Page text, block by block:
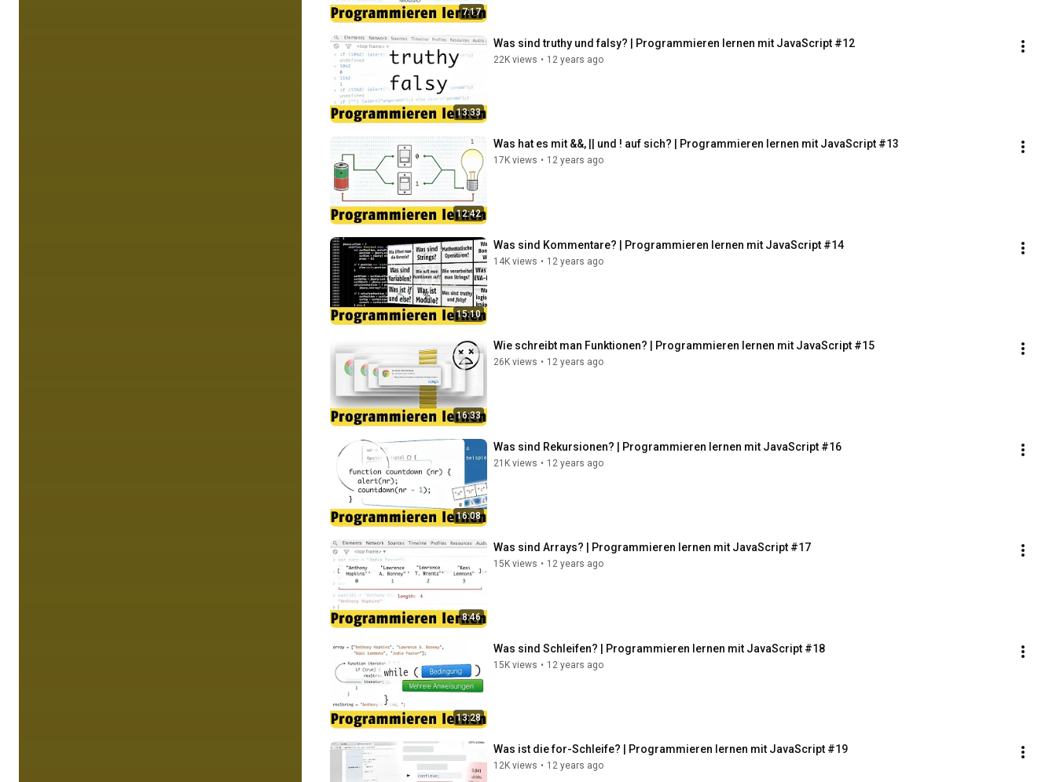
7:17
13:33
Was sind truthy und falsy? | Programmieren lernen mit JavaScript #12
22K views • 12 years ago
12:42
Was hat es mit &&, || und ! auf sich? | Programmieren lernen mit JavaScript #13
17K views • 12 years ago
15:10
Was sind Kommentare? | Programmieren lernen mit JavaScript #14
14K views • 12 years ago
16:33
Wie schreibt man Funktionen? | Programmieren lernen mit JavaScript #15
26K views • 12 years ago
16:08
Was sind Rekursionen? | Programmieren lernen mit JavaScript #16
21K views • 12 years ago
8:46
Was sind Arrays? | Programmieren lernen mit JavaScript #17
15K views • 12 years ago
13:28
Was sind Schleifen? | Programmieren lernen mit JavaScript #18
15K views • 12 years ago
Was ist die for-Schleife? | Programmieren lernen mit JavaScript #19
12K views • 12 years ago